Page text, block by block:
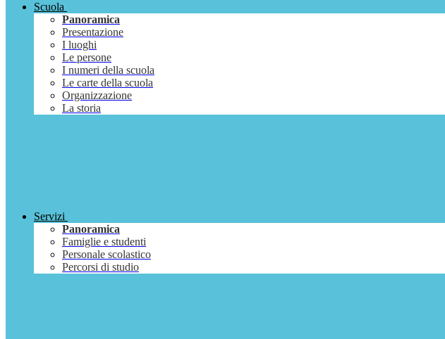
Scuola
Panoramica
Presentazione
I luoghi
Le persone
I numeri della scuola
Le carte della scuola
Organizzazione
La storia
Servizi
Panoramica
Famiglie e studenti
Personale scolastico
Percorsi di studio